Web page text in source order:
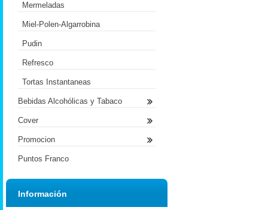
Mermeladas
Miel-Polen-Algarrobina
Pudin
Refresco
Tortas Instantaneas
Bebidas Alcohólicas y Tabaco
Cover
Promocion
Puntos Franco
Información